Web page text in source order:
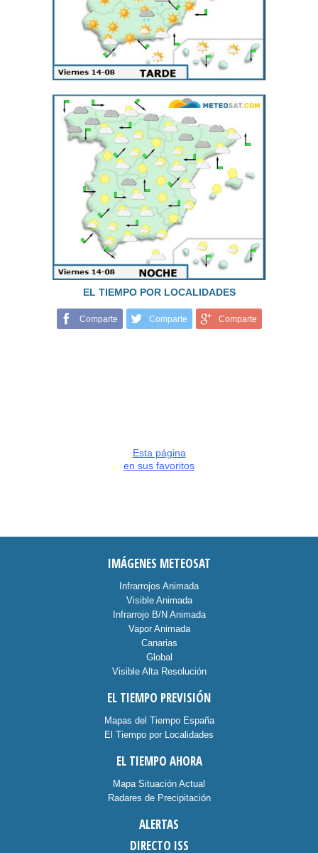
EL TIEMPO POR LOCALIDADES
Comparte Comparte Comparte
Esta página
en sus favoritos
IMÁGENES METEOSAT
Infrarrojos Animada
Visible Animada
Infrarrojo B/N Animada
Vapor Animada
Canarias
Global
Visible Alta Resolución
EL TIEMPO PREVISIÓN
Mapas del Tiempo España
El Tiempo por Localidades
EL TIEMPO AHORA
Mapa Situación Actual
Radares de Precipitación
ALERTAS
DIRECTO ISS